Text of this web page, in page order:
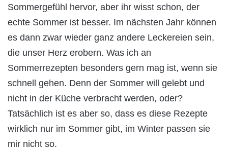
Sommergefühl hervor, aber ihr wisst schon, der
echte Sommer ist besser. Im nächsten Jahr können
es dann zwar wieder ganz andere Leckereien sein,
die unser Herz erobern. Was ich an
Sommerrezepten besonders gern mag ist, wenn sie
schnell gehen. Denn der Sommer will gelebt und
nicht in der Küche verbracht werden, oder?
Tatsächlich ist es aber so, dass es diese Rezepte
wirklich nur im Sommer gibt, im Winter passen sie
mir nicht so.